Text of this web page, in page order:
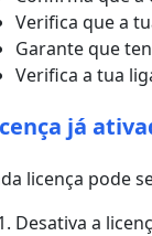
Verifica que a
Garante que
Verifica a tua
já
licença pode
Desativa a